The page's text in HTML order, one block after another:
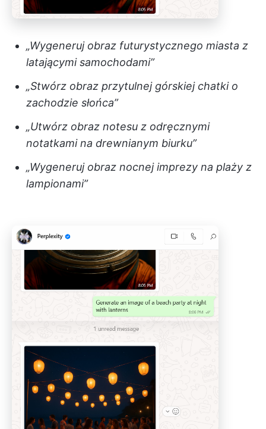
„Wygeneruj obraz futurystycznego miasta z
latającymi samochodami”
„Stwórz obraz przytulnej górskiej chatki o
zachodzie słońca”
„Utwórz obraz notesu z odręcznymi
notatkami na drewnianym biurku”
„Wygeneruj obraz nocnej imprezy na plaży z
lampionami”